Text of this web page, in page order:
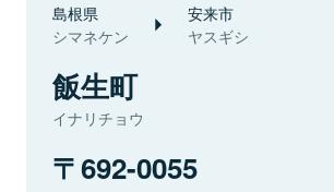
島根県
シマネケン
安来市
ヤスギシ
飯生町
イナリチョウ
692-0055